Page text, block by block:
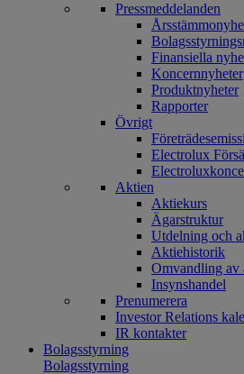
Pressmeddelanden
Finansiella
Koncernnyheter
Produktnyheter
Rapporter
Övrigt
Electrolux
Aktien
Aktiekurs
Ägarstruktur
Utdelning och
Aktiehistorik
Omvandling av
Insynshandel
Prenumerera
Investor Relations
IR kontakter
Bolagsstyrning
Bolagsstyrning